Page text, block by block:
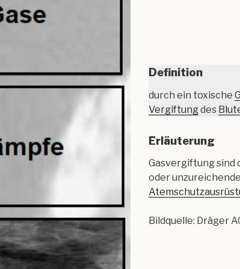
Definition
durch ein toxische
Vergiftungdes
Erläuterung
Gasvergiftung sind
oder
Bildquelle: Dräger